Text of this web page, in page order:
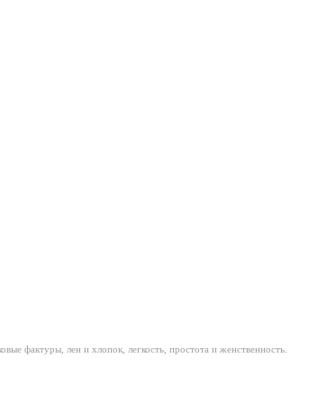
фактуры, лен и хлопок, легкость, простота и женственность.